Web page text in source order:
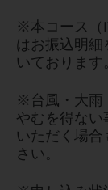
※本コース（
はお振込明
いております。
※台風・大雨
やむを得な
いただく場
さい。